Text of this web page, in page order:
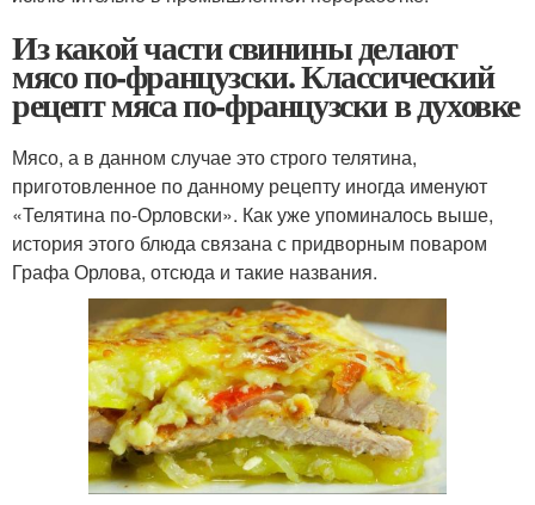
Из какой части свинины делают
мясо по-французски. Классический
рецепт мяса по-французски в духовке
Мясо, а в данном случае это строго телятина,
приготовленное по данному рецепту иногда именуют
«Телятина по-Орловски». Как уже упоминалось выше,
история этого блюда связана с придворным поваром
Графа Орлова, отсюда и такие названия.